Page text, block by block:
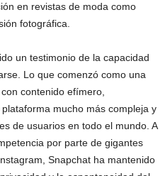
en revistas de moda como
fotográfica.
un testimonio de la capacidad
Lo que comenzó como una
contenido efímero,
mucho más compleja y
de usuarios en todo el mundo. A
por parte de gigantes
Snapchat ha mantenido